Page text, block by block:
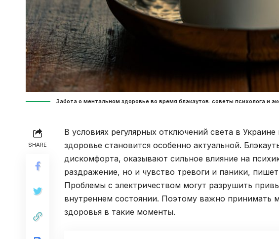
Забота о ментальном здоровье во время блэкаутов: советы психолога и
SHARE
В условиях регулярных отключений света в
здоровье становится особенно актуальной.
дискомфорта, оказывают сильное влияние на
раздражение, но и чувство тревоги и паники, пишет
Проблемы с электричеством могут разрушить
внутреннем состоянии. Поэтому важно принимать
здоровья в такие моменты.